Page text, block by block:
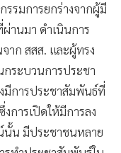
รมการยกร่างจากผู้มี
ผ่านมา ดำเนินการ
าก สสส. และผู้ทรง
ระบวนการประชา
มีการประชาสัมพันธ์ที่
การเปิดให้มีการลง
นั้น มีประชาชนหลาย